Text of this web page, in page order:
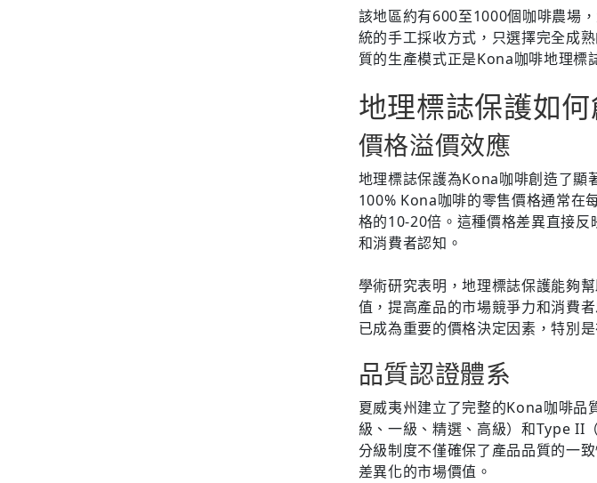
該地區約有600至1000個咖啡農場
統的手工採收方式，只選擇完全成
質的生產模式正是Kona咖啡地理標
地理標誌保護如
價格溢價效應
地理標誌保護為Kona咖啡創造了顯
100% Kona咖啡的零售價格通常在
格的10-20倍。這種價格差異直接
和消費者認知。
學術研究表明，地理標誌保護能夠
值，提高產品的市場競爭力和消費
已成為重要的價格決定因素，特別
品質認證體系
夏威夷州建立了完整的Kona咖啡
級、一級、精選、高級）和Type II
分級制度不僅確保了產品品質的一
差異化的市場價值。